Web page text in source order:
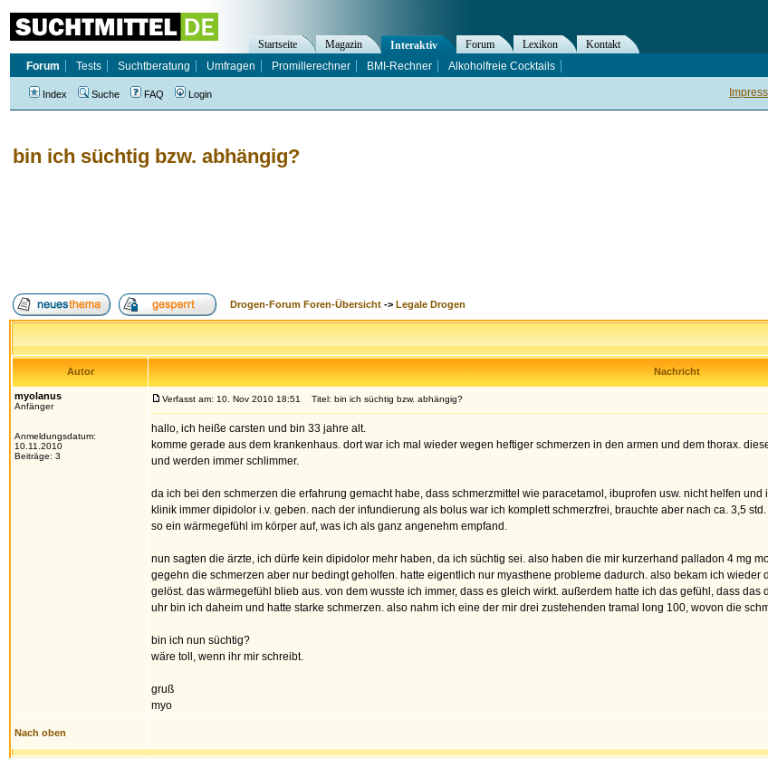
bin ich süchtig bzw. abhängig?
Drogen-Forum Foren-Übersicht -> Legale Drogen
Autor Nachricht
myolanus
Anfänger
Anmeldungsdatum:
10.11.2010
Beiträge: 3
Verfasst am: 10. Nov 2010 18:51 Titel: bin ich süchtig bzw. abhängig?
hallo, ich heiße carsten und bin 33 jahre alt.
komme gerade aus dem krankenhaus. dort war ich mal wieder wegen heftiger schmerzen in den armen und dem thorax.
und werden immer schlimmer.
da ich bei den schmerzen die erfahrung gemacht habe, dass schmerzmittel wie paracetamol, ibuprofen usw. nicht helfen
klinik immer dipidolor i.v. geben. nach der infundierung als bolus war ich komplett schmerzfrei, brauchte aber nach ca. 3,5
so ein wärmegefühl im körper auf, was ich als ganz angenehm empfand.
nun sagten die ärzte, ich dürfe kein dipidolor mehr haben, da ich süchtig sei. also haben die mir kurzerhand palladon 4 mg
gegehn die schmerzen aber nur bedingt geholfen. hatte eigentlich nur myasthene probleme dadurch. also bekam ich
gelöst. das wärmegefühl blieb aus. von dem wusste ich immer, dass es gleich wirkt. außerdem hatte ich das gefühl, dass
uhr bin ich daheim und hatte starke schmerzen. also nahm ich eine der mir drei zustehenden tramal long 100, wovon die
bin ich nun süchtig?
wäre toll, wenn ihr mir schreibt.
gruß
myo
Nach oben
Startseite Magazin Interaktiv Forum Lexikon
Kontakt
Forum
Tests Suchtberatung Umfragen Promillerechner BMI-Rechner Alkoholfreie Cocktails
Index Suche FAQ Login